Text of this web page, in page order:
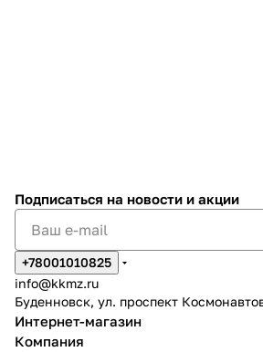
Подписаться на новости и акции
+78001010825
info@kkmz.ru
Буденновск, ул. проспект
Интернет-магазин
Компания